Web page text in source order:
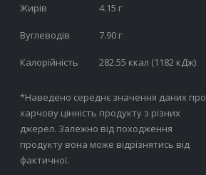
Жирів 4.15 г
Вуглеводів 7.90 г
Калорійність 282.55 ккал (1182 кДж)
*Наведено середнє значення даних про
харчову цінність продукту з різних
джерел. Залежно від походження
продукту вона може відрізнятись від
фактичної.